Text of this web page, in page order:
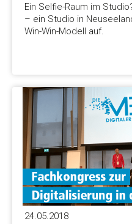
Ein Selfie-Raum im
– ein Studio in
Win-Win-Modell auf.
24.05.2018